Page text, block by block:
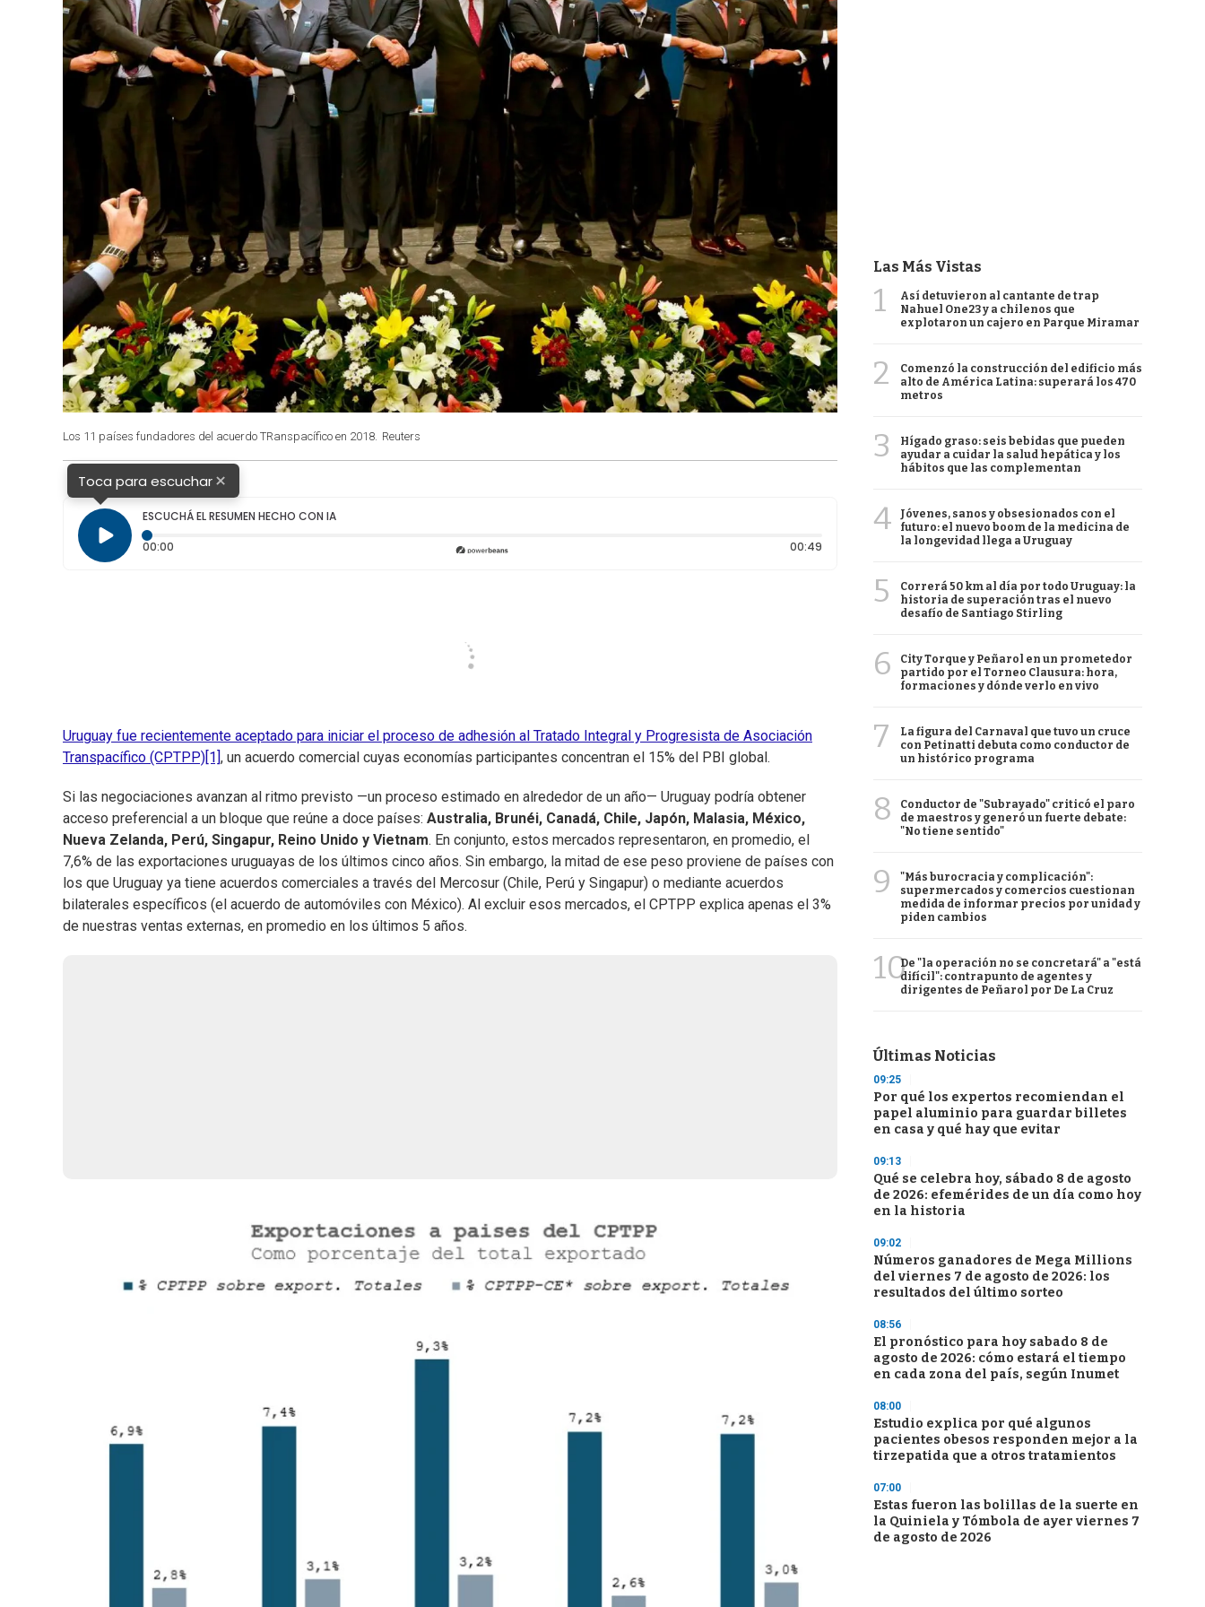
Los 11 países fundadores del acuerdo TRanspacífico en 2018. Reuters
Toca para escuchar×
ESCUCHÁ EL RESUMEN HECHO CON IA
00:00
00:49Duración: 49 segundos
Uruguay fue recientemente aceptado para iniciar el proceso de adhesión al Tratado Integral y Progresista de Asociación
Transpacífico (CPTPP) [1] , un acuerdo comercial cuyas economías participantes concentran el 15% del PBI global.
Si las negociaciones avanzan al ritmo previsto —un proceso estimado en alrededor de un año— Uruguay podría obtener
acceso preferencial a un bloque que reúne a doce países: Australia, Brunéi, Canadá, Chile, Japón, Malasia, México,
Nueva Zelanda, Perú, Singapur, Reino Unido y Vietnam. En conjunto, estos mercados representaron, en promedio, el
7,6% de las exportaciones uruguayas de los últimos cinco años. Sin embargo, la mitad de ese peso proviene de países con
los que Uruguay ya tiene acuerdos comerciales a través del Mercosur (Chile, Perú y Singapur) o mediante acuerdos
bilaterales específicos (el acuerdo de automóviles con México). Al excluir esos mercados, el CPTPP explica apenas el 3%
de nuestras ventas externas, en promedio en los últimos 5 años.
Las Más Vistas
1
Así detuvieron al cantante de trap
Nahuel One23 y a chilenos que
explotaron un cajero en Parque Miramar
2
Comenzó la construcción del edificio más
alto de América Latina: superará los 470
metros
3
Hígado graso: seis bebidas que pueden
ayudar a cuidar la salud hepática y los
hábitos que las complementan
4
Jóvenes, sanos y obsesionados con el
futuro: el nuevo boom de la medicina de
la longevidad llega a Uruguay
5
Correrá 50 km al día por todo Uruguay: la
historia de superación tras el nuevo
desafío de Santiago Stirling
6
City Torque y Peñarol en un prometedor
partido por el Torneo Clausura: hora,
formaciones y dónde verlo en vivo
7
La figura del Carnaval que tuvo un cruce
con Petinatti debuta como conductor de
un histórico programa
8
Conductor de "Subrayado" criticó el paro
de maestros y generó un fuerte debate:
"No tiene sentido"
9
"Más burocracia y complicación":
supermercados y comercios cuestionan
medida de informar precios por unidad y
piden cambios
10De "la operación no se concretará" a "está
difícil": contrapunto de agentes y
dirigentes de Peñarol por De La Cruz
Últimas Noticias
09:25
Por qué los expertos recomiendan el
papel aluminio para guardar billetes
en casa y qué hay que evitar
09:13
Qué se celebra hoy, sábado 8 de agosto
de 2026: efemérides de un día como hoy
en la historia
09:02
Números ganadores de Mega Millions
del viernes 7 de agosto de 2026: los
resultados del último sorteo
08:56
El pronóstico para hoy sabado 8 de
agosto de 2026: cómo estará el tiempo
en cada zona del país, según Inumet
08:00
Estudio explica por qué algunos
pacientes obesos responden mejor a la
tirzepatida que a otros tratamientos
07:00
Estas fueron las bolillas de la suerte en
la Quiniela y Tómbola de ayer viernes 7
de agosto de 2026